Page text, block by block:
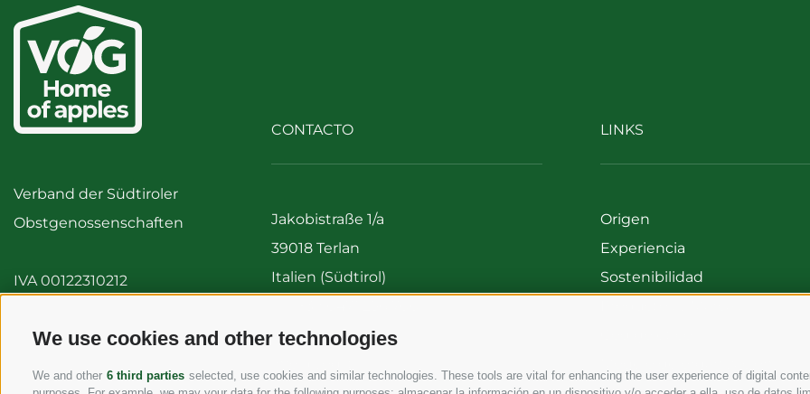
We use cookies and other technologies
We and other 6 third parties selected, use cookies and similar technologies. These tools are vital for enhancing the user experience of digital
Verband der Südtiroler
Obstgenossenschaften
IVA 00122310212
CONTACTO
Jakobistraße 1/a
39018 Terlan
Italien (Südtirol)
Fax: +39 0471 256 699
LINKS
Origen
Experiencia
Sostenibilidad